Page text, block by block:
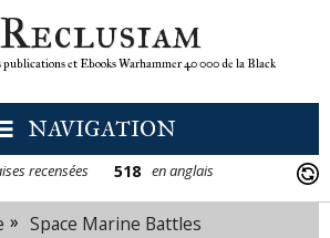
et Ebooks Warhammer 40 000 de la Black
NAVIGATION
recensées 518 en anglais
» Space Marine Battles